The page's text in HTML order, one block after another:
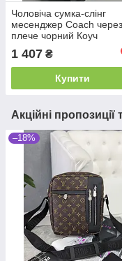
Чоловіча сумка-слінг
месенджер Coach через
плече чорний Коуч
1 407 ₴
Купити
Акційні пропозиції
–18%